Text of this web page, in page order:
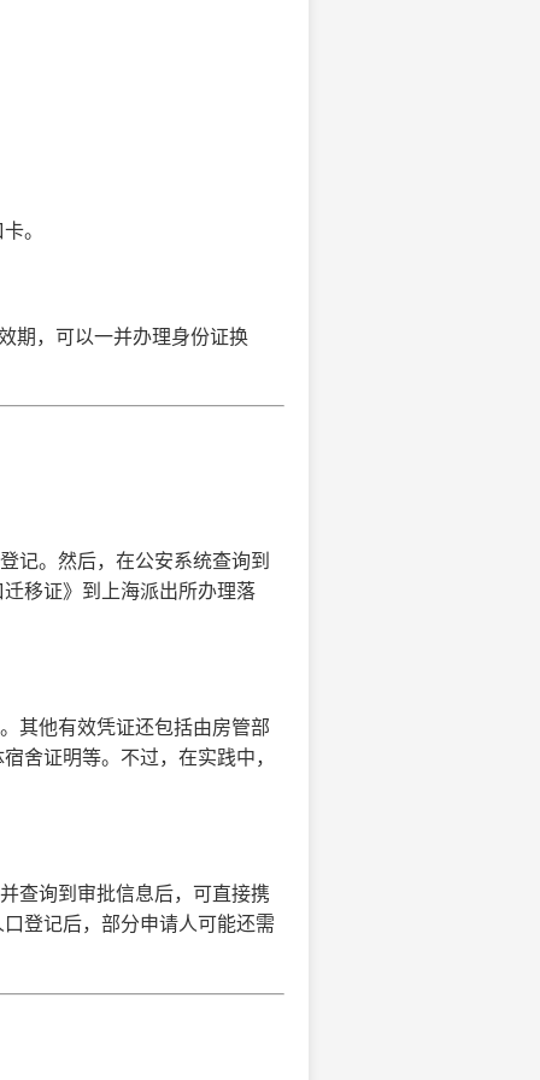
。
期，可以一并办理身份证换
记。然后，在公安系统查询到
移证》到上海派出所办理落
其他有效凭证还包括由房管部
舍证明等。不过，在实践中，
查询到审批信息后，可直接携
登记后，部分申请人可能还需